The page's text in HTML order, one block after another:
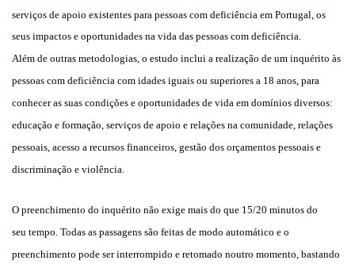
serviços de apoio existentes para pessoas com deficiência em Portugal, os
seus impactos e oportunidades na vida das pessoas com deficiência.
Além de outras metodologias, o estudo inclui a realização de um inquérito às
pessoas com deficiência com idades iguais ou superiores a 18 anos, para
conhecer as suas condições e oportunidades de vida em domínios diversos:
educação e formação, serviços de apoio e relações na comunidade, relações
pessoais, acesso a recursos financeiros, gestão dos orçamentos pessoais e
discriminação e violência.
O preenchimento do inquérito não exige mais do que 15/20 minutos do
seu tempo. Todas as passagens são feitas de modo automático e o
preenchimento pode ser interrompido e retomado noutro momento, bastando